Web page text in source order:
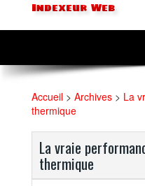
Indexeur Web
Accueil > Archives > La
thermique
La vraie
thermique